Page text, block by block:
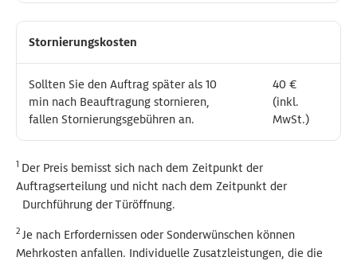
Stornierungskosten
Sollten Sie den Auftrag später als 10
min nach Beauftragung stornieren,
fallen Stornierungsgebühren an.
40 €
(inkl.
MwSt.)
Stornierungskosten
Sollten Sie den Auftrag später als 10
min nach Beauftragung stornieren,
fallen Stornierungsgebühren an.
40 €
(inkl.
MwSt.)
1 Der Preis bemisst sich nach dem Zeitpunkt der
Auftragserteilung und nicht nach dem Zeitpunkt der
Durchführung der Türöffnung.
2 Je nach Erfordernissen oder Sonderwünschen können
Mehrkosten anfallen. Individuelle Zusatzleistungen, die die